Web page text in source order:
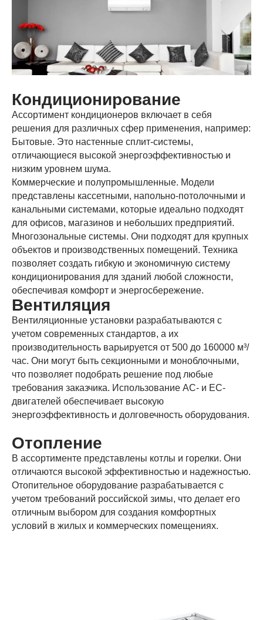
Кондиционирование
Ассортимент кондиционеров включает в себя
решения для различных сфер применения, например:
Бытовые. Это настенные сплит-системы,
отличающиеся высокой энергоэффективностью и
низким уровнем шума.
Коммерческие и полупромышленные. Модели
представлены кассетными, напольно-потолочными и
канальными системами, которые идеально подходят
для офисов, магазинов и небольших предприятий.
Многозональные системы. Они подходят для крупных
объектов и производственных помещений. Техника
позволяет создать гибкую и экономичную систему
кондиционирования для зданий любой сложности,
обеспечивая комфорт и энергосбережение.
Вентиляция
Вентиляционные установки разрабатываются с
учетом современных стандартов, а их
производительность варьируется от 500 до 160000 м³/
час. Они могут быть секционными и моноблочными,
что позволяет подобрать решение под любые
требования заказчика. Использование AC- и EC-
двигателей обеспечивает высокую
энергоэффективность и долговечность оборудования.
Отопление
В ассортименте представлены котлы и горелки. Они
отличаются высокой эффективностью и надежностью.
Отопительное оборудование разрабатывается с
учетом требований российской зимы, что делает его
отличным выбором для создания комфортных
условий в жилых и коммерческих помещениях.